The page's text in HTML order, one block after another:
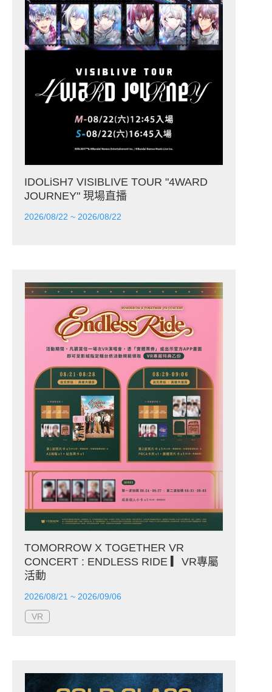
IDOLiSH7 VISIBLIVE TOUR "4WARD
JOURNEY" 現場直播
2026/08/22 ~ 2026/08/22
TOMORROW X TOGETHER VR
CONCERT : ENDLESS RIDE ▎VR專屬
活動
2026/08/21 ~ 2026/09/06
VR